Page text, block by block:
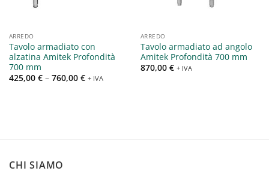
ARREDO
Tavolo armadiato con
alzatina Amitek Profondità
700 mm
425,00 €– 760,00 € + IVA
ARREDO
Tavolo armadiato ad angolo
Amitek Profondità 700 mm
870,00 € + IVA
CHI SIAMO